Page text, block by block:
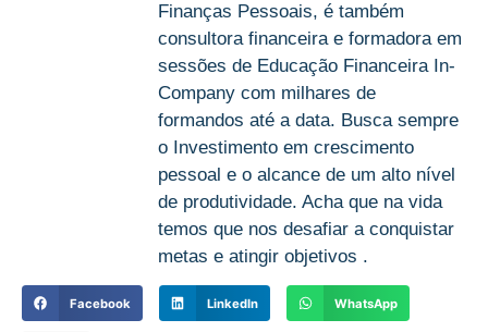
Finanças Pessoais, é também
consultora financeira e formadora em
sessões de Educação Financeira In-
Company com milhares de
formandos até a data. Busca sempre
o Investimento em crescimento
pessoal e o alcance de um alto nível
de produtividade. Acha que na vida
temos que nos desafiar a conquistar
metas e atingir objetivos .
Facebook LinkedIn WhatsApp